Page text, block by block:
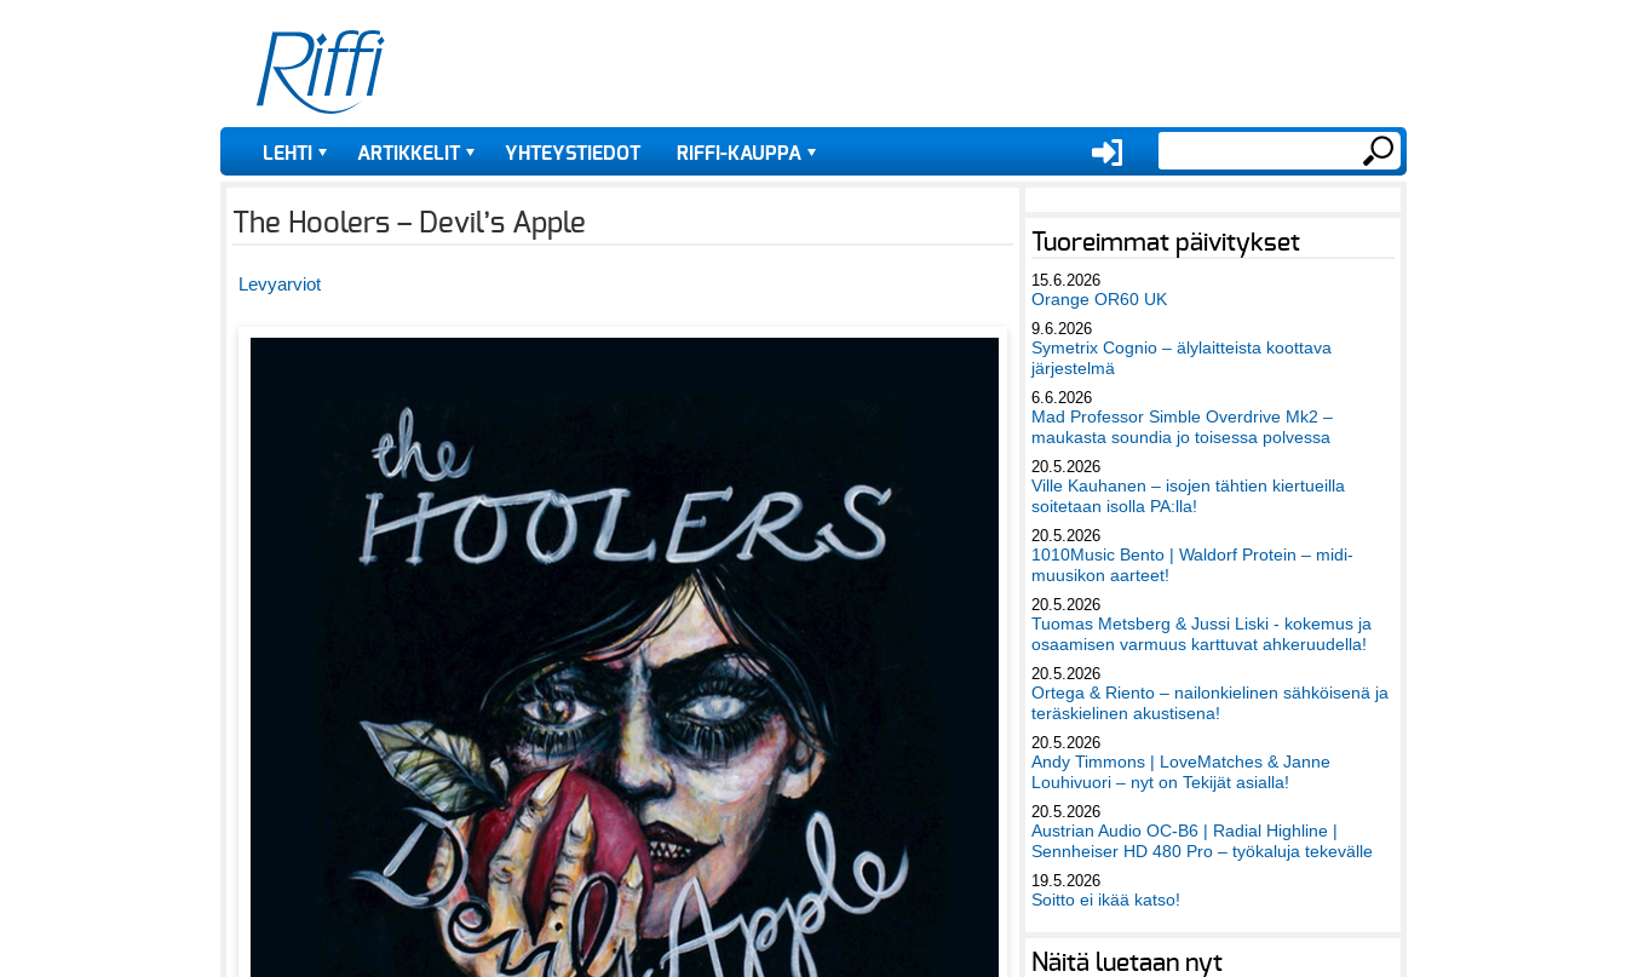
LEHTI ARTIKKELIT YHTEYSTIEDOT RIFFI-KAUPPA
The Hoolers – Devil’s Apple
Levyarviot
Tuoreimmat päivitykset
15.6.2026
Orange OR60 UK
9.6.2026
Symetrix Cognio – älylaitteista koottava
järjestelmä
6.6.2026
Mad Professor Simble Overdrive Mk2 –
maukasta soundia jo toisessa polvessa
20.5.2026
Ville Kauhanen – isojen tähtien kiertueilla
soitetaan isolla PA:lla!
20.5.2026
1010Music Bento | Waldorf Protein – midi-
muusikon aarteet!
20.5.2026
Tuomas Metsberg & Jussi Liski - kokemus ja
osaamisen varmuus karttuvat ahkeruudella!
20.5.2026
Ortega & Riento – nailonkielinen sähköisenä ja
teräskielinen akustisena!
20.5.2026
Andy Timmons | LoveMatches & Janne
Louhivuori – nyt on Tekijät asialla!
20.5.2026
Austrian Audio OC-B6 | Radial Highline |
Sennheiser HD 480 Pro – työkaluja tekevälle
19.5.2026
Soitto ei ikää katso!
Näitä luetaan nyt